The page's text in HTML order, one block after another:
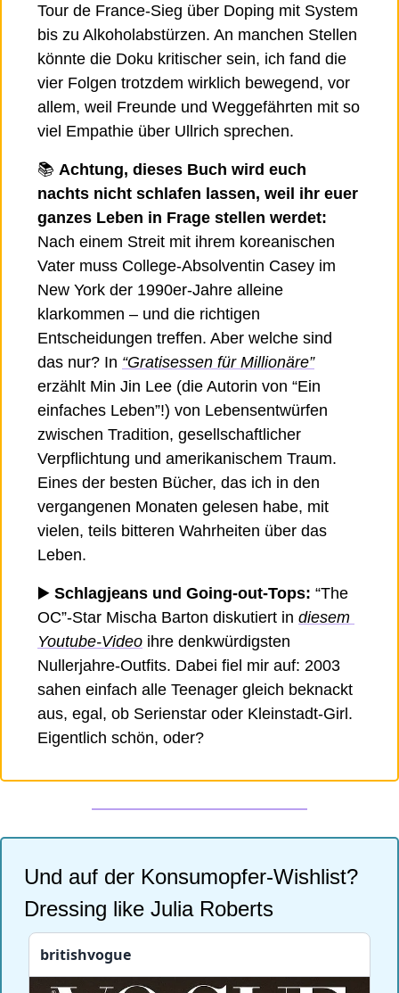
Tour de France-Sieg über Doping mit System
bis zu Alkoholabstürzen. An manchen Stellen
könnte die Doku kritischer sein, ich fand die
vier Folgen trotzdem wirklich bewegend, vor
allem, weil Freunde und Weggefährten mit so
viel Empathie über Ullrich sprechen.
📚 Achtung, dieses Buch wird euch
nachts nicht schlafen lassen, weil ihr euer
ganzes Leben in Frage stellen werdet:
Nach einem Streit mit ihrem koreanischen
Vater muss College-Absolventin Casey im
New York der 1990er-Jahre alleine
klarkommen – und die richtigen
Entscheidungen treffen. Aber welche sind
das nur? In “Gratisessen für Millionäre”
erzählt Min Jin Lee (die Autorin von “Ein
einfaches Leben”!) von Lebensentwürfen
zwischen Tradition, gesellschaftlicher
Verpflichtung und amerikanischem Traum.
Eines der besten Bücher, das ich in den
vergangenen Monaten gelesen habe, mit
vielen, teils bitteren Wahrheiten über das
Leben.
▶️ Schlagjeans und Going-out-Tops: “The
OC”-Star Mischa Barton diskutiert in diesem
Youtube-Video ihre denkwürdigsten
Nullerjahre-Outfits. Dabei fiel mir auf: 2003
sahen einfach alle Teenager gleich beknackt
aus, egal, ob Serienstar oder Kleinstadt-Girl.
Eigentlich schön, oder?
Und auf der Konsumopfer-Wishlist?
Dressing like Julia Roberts
britishvogue